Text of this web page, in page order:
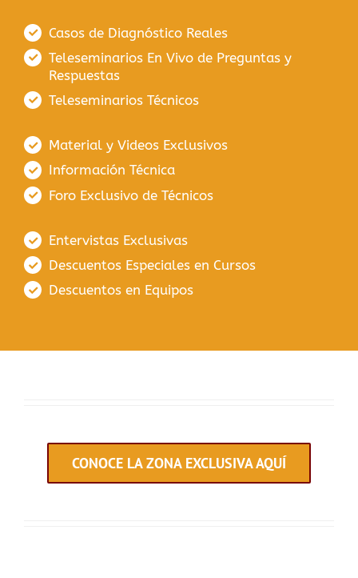
Casos de Diagnóstico Reales
Teleseminarios En Vivo de Preguntas y
Respuestas
Teleseminarios Técnicos
Material y Videos Exclusivos
Información Técnica
Foro Exclusivo de Técnicos
Entervistas Exclusivas
Descuentos Especiales en Cursos
Descuentos en Equipos
CONOCE LA ZONA EXCLUSIVA AQUÍ